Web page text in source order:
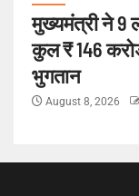
मुख्यमंत्री ने 9
कुल ₹ 146
भुगतान
August 8, 2026